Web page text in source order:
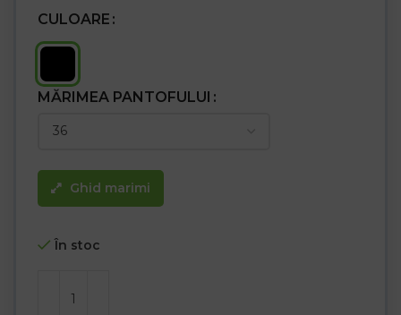
CULOARE
MĂRIMEA PANTOFULUI
Ghid marimi
În stoc